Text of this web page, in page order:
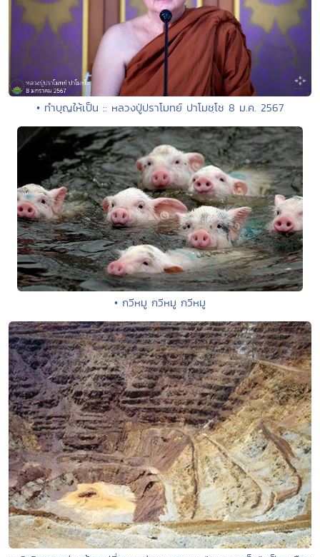
• ทำบุญให้เป็น :: หลวงปู่ปราโมทย์ ปาโมชฺโช 8 ม.ค. 2567
• กวีหมู กวีหมู กวีหมู